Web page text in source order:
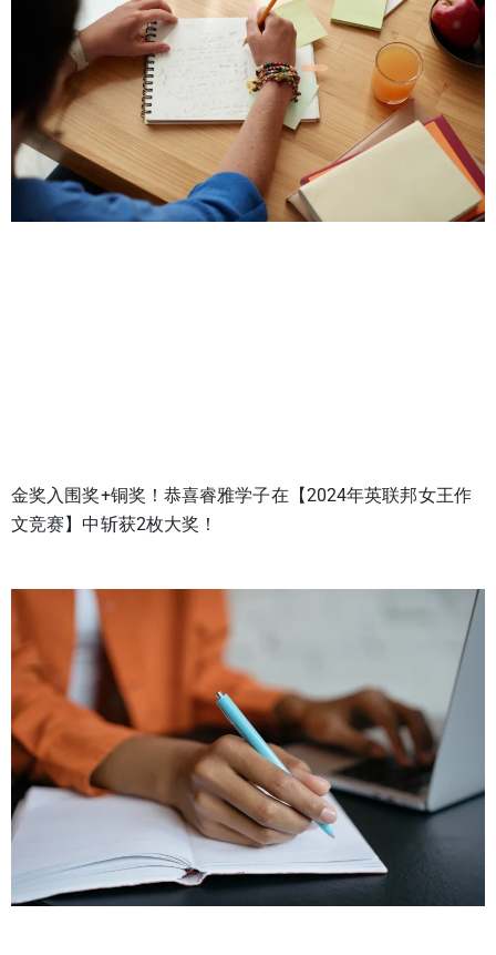
金奖入围奖+铜奖！恭喜睿雅学子在【2024年英联邦女王作
文竞赛】中斩获2枚大奖！